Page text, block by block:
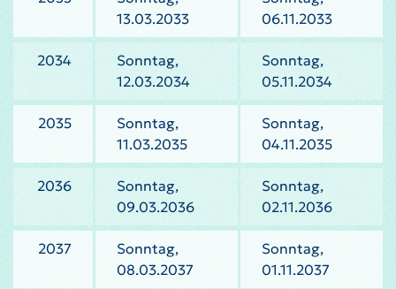
13.03.2033
06.11.2033
2034
Sonntag,
12.03.2034
Sonntag,
05.11.2034
2035
Sonntag,
11.03.2035
Sonntag,
04.11.2035
2036
Sonntag,
09.03.2036
Sonntag,
02.11.2036
2037
Sonntag,
08.03.2037
Sonntag,
01.11.2037